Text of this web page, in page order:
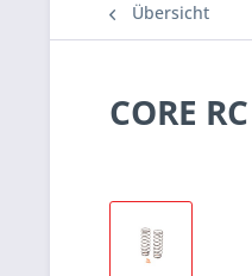
Übersicht
CORE